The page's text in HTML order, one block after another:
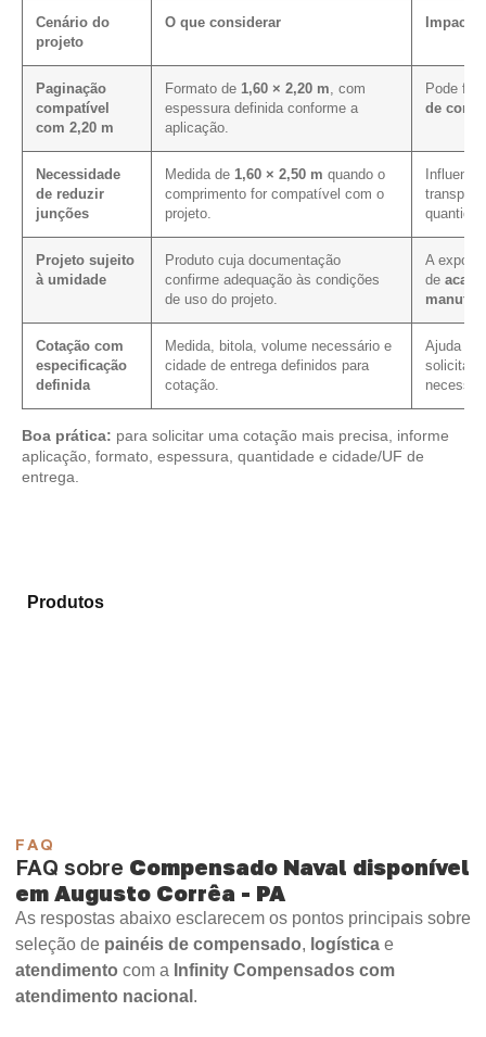
Cenário do
projeto
O que considerar Impacto
Paginação
compatível
com 2,20 m
Formato de 1,60 × 2,20 m , com
espessura definida conforme a
aplicação.
Pode
de corte
Necessidade
de reduzir
junções
Medida de 1,60 × 2,50 m quando o
comprimento for compatível com o
projeto.
Projeto sujeito
à umidade
Produto cuja documentação
confirme adequação às condições
de uso do projeto.
A
de
Cotação com
especificação
definida
Medida, bitola, volume necessário e
cidade de entrega definidos para
cotação.
Ajuda a
Boa prática: para solicitar uma cotação mais precisa, informe
aplicação, formato, espessura, quantidade e cidade/UF de
entrega.
Produtose identifique o tipo de chapa mais indicado
FAQ
FAQ sobre Compensado Naval disponível
em Augusto Corrêa - PA
As respostas abaixo esclarecem os pontos principais sobre
seleção de painéis de compensado, logística e
atendimento com a Infinity Compensados com
atendimento nacional .